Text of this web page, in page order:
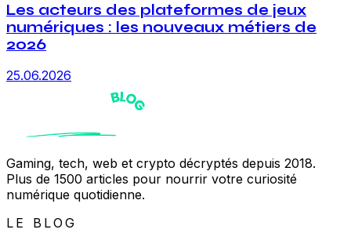
Les acteurs des plateformes de jeux
numériques : les nouveaux métiers de
2026
25.06.2026
Gaming, tech, web et crypto décryptés depuis 2018.
Plus de 1500 articles pour nourrir votre curiosité
numérique quotidienne.
LE BLOG